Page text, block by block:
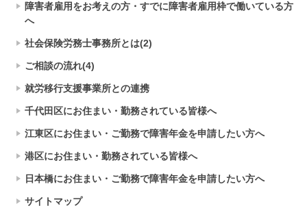
障害者雇用をお考えの方・すでに障害者雇用枠で働いている方
へ
社会保険労務士事務所とは(2)
ご相談の流れ(4)
就労移行支援事業所との連携
千代田区にお住まい・勤務されている皆様へ
江東区にお住まい・ご勤務で障害年金を申請したい方へ
港区にお住まい・勤務されている皆様へ
日本橋にお住まい・ご勤務で障害年金を申請したい方へ
サイトマップ